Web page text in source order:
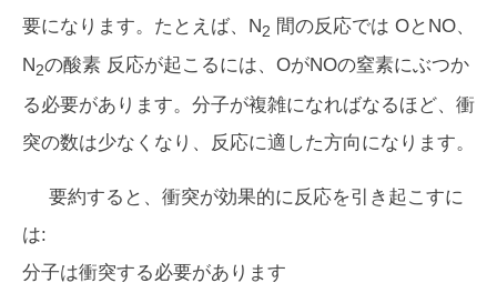
要になります。たとえば、N2 間の反応では OとNO、
N2の酸素 反応が起こるには、OがNOの窒素にぶつか
る必要があります。分子が複雑になればなるほど、衝
突の数は少なくなり、反応に適した方向になります。
要約すると、衝突が効果的に反応を引き起こすに
は:
分子は衝突する必要があります